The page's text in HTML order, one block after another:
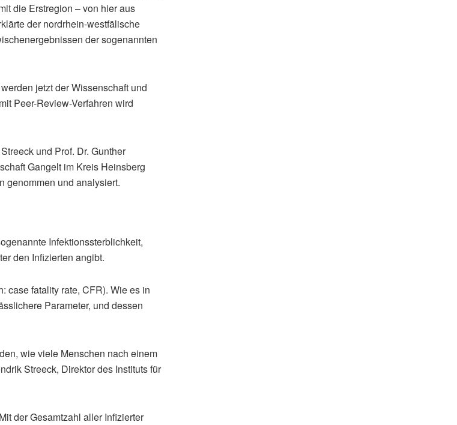
die Erstregion – von hier aus
der nordrhein-westfälische
der sogenannten
jetzt der Wissenschaft und
Peer-Review-Verfahren wird
und Prof. Dr. Gunther
Gangelt im Kreis Heinsberg
genommen und analysiert.
Infektionssterblichkeit,
den Infizierten angibt.
case fatality rate, CFR). Wie es in
Parameter, und dessen
wie viele Menschen nach einem
Streeck, Direktor des Instituts für
der Gesamtzahl aller Infizierter